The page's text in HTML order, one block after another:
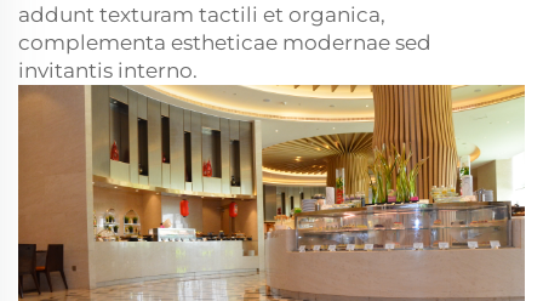
addunt texturam tactili et organica,
complementa estheticae modernae sed
invitantis interno.